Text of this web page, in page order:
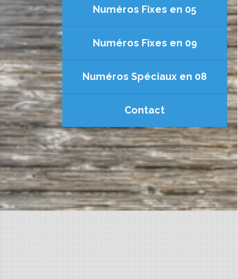
Numéros Fixes en 05
Numéros Fixes en 09
Numéros Spéciaux en 08
Contact